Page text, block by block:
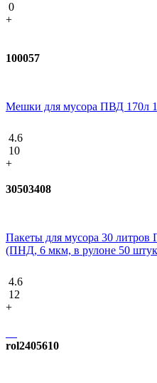
0
+
100057
Мешки для мусора ПВД 170л
4.6
10
+
30503408
Пакеты для мусора 30
(ПНД, 6 мкм, в рулоне 50
4.6
12
+
rol2405610